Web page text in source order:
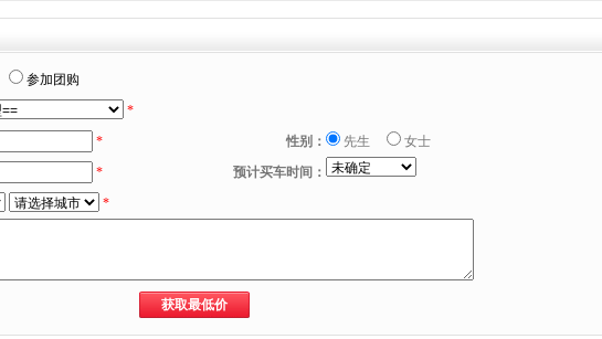
参加团购
*
* 性别： 先生
女士
*
预计买车时间：
*